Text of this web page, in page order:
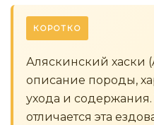
КОРОТКО
Аляскинский хаски
описание породы,
ухода и содержания.
отличается эта